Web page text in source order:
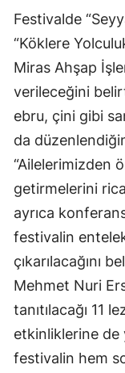
Festivalde
“Köklere
Miras Ahşap
verileceğini
ebru, çini gibi
da
“Ailelerimizden
getirmelerini
ayrıca
festivalin
çıkarılacağını
Mehmet Nuri
tanıtılacağı 11
etkinliklerine de
festivalin hem